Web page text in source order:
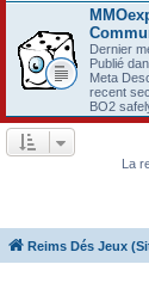
Dernier
Publié
Meta
recent
BO2
La
Reims Dés Jeux